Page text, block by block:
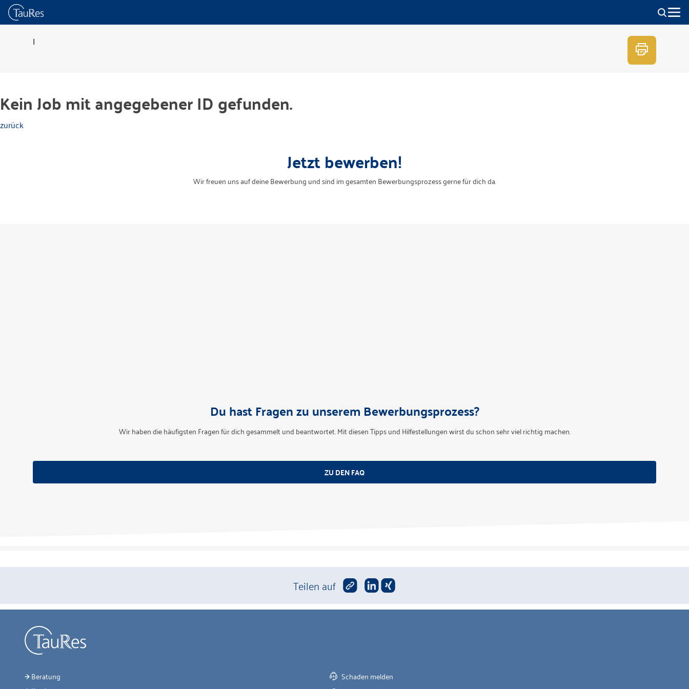
|
Kein Job mit angegebener ID gefunden.
zurück
Jetzt bewerben!
Wir freuen uns auf deine Bewerbung und sind im gesamten Bewerbungsprozess gerne für dich da.
Du hast Fragen zu unserem Bewerbungsprozess?
Wir haben die häufigsten Fragen für dich gesammelt und beantwortet. Mit diesen Tipps und Hilfestellungen wirst du schon sehr viel richtig machen.
ZU DEN FAQ
Teilen auf
Beratung
Schaden melden